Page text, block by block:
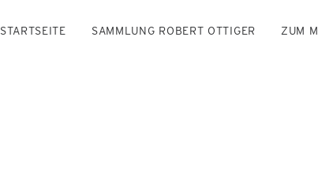
STARTSEITE SAMMLUNG ROBERT OTTIGER ZUM